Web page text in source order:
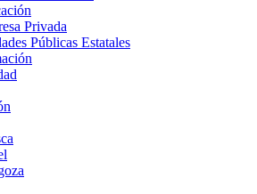
Privada
Públicas Estatales